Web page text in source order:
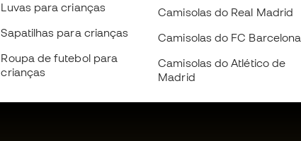
Luvas para crianças
Sapatilhas para crianças
Roupa de futebol para
crianças
Camisolas do Real Madrid
Camisolas do FC Barcelona
Camisolas do Atlético de
Madrid